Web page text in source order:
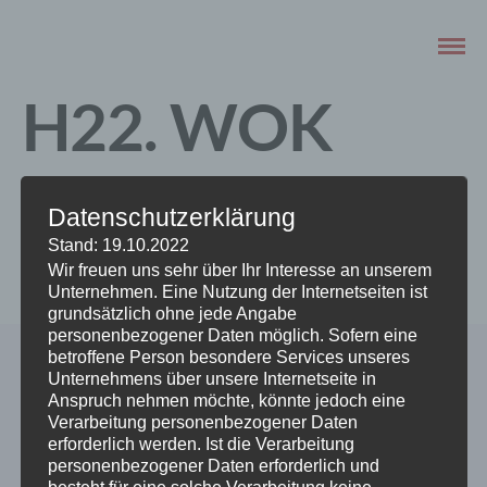
H22. WOK
King Prawns
Datenschutzerklärung
Stand: 19.10.2022
Wir freuen uns sehr über Ihr Interesse an unserem
Unternehmen. Eine Nutzung der Internetseiten ist
grundsätzlich ohne jede Angabe
personenbezogener Daten möglich. Sofern eine
betroffene Person besondere Services unseres
Unternehmens über unsere Internetseite in
Anspruch nehmen möchte, könnte jedoch eine
Verarbeitung personenbezogener Daten
erforderlich werden. Ist die Verarbeitung
personenbezogener Daten erforderlich und